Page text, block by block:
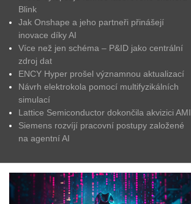
Blink
Jak Onshape a jeho partneři přinášejí
inovace díky AI
Více než jen schéma – P&ID jako centrální
zdroj dat
ENCY Hyper prošel významnou aktualizací
Návrh elektrokola pomocí multifyzikálních
simulací
Lattice Semiconductor dokončila akvizici AMI
Siemens rozvíjí pracovní postupy založené
na agentní AI